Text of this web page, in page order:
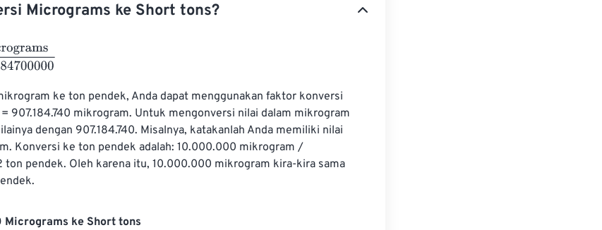
Micrograms ke Short tons?
907184700000
ke ton pendek, Anda dapat menggunakan faktor konversi
907.184.740 mikrogram. Untuk mengonversi nilai dalam mikrogram
dengan 907.184.740. Misalnya, katakanlah Anda memiliki nilai
Konversi ke ton pendek adalah: 10.000.000 mikrogram /
ton pendek. Oleh karena itu, 10.000.000 mikrogram kira-kira sama
Micrograms ke Short tons